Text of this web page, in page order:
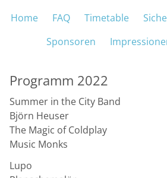
Navigation überspringen
Home FAQ Timetable
Sponsoren
Programm 2022
Summer in the City Band
Björn Heuser
The Magic of Coldplay
Music Monks
Lupo